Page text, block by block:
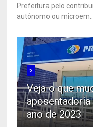
Prefeitura pelo
autônomo ou microem...
5
Veja o que
ano de 2023